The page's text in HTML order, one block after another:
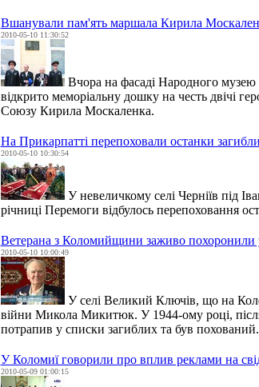
Вшанували пам'ять маршала Кирила
2010-05-10 11:30:52
Вчора на фасаді Народного музею
відкрито меморіальну дошку на честь двічі
Союзу Кирила Москаленка.
На Прикарпатті перепоховали останки
2010-05-10 10:30:54
У невеличкому селі Черніїв під
річниці Перемоги відбулось перепоховання
Ветерана з Коломийщини заживо похоронили
2010-05-10 10:00:49
У селі Великий Ключів, що на
війни Микола Микитюк. У 1944-ому році,
потрапив у списки загиблих та був похований.
У Коломиї говорили про вплив реклами на
2010-05-09 01:00:15